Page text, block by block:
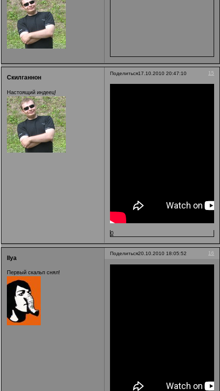
Поделиться 15
17.10.2010 20:47:10
Скилганнон
Настоящий индеец!
0
Поделиться 16
20.10.2010 18:05:52
Ilya
Первый скальп снял!